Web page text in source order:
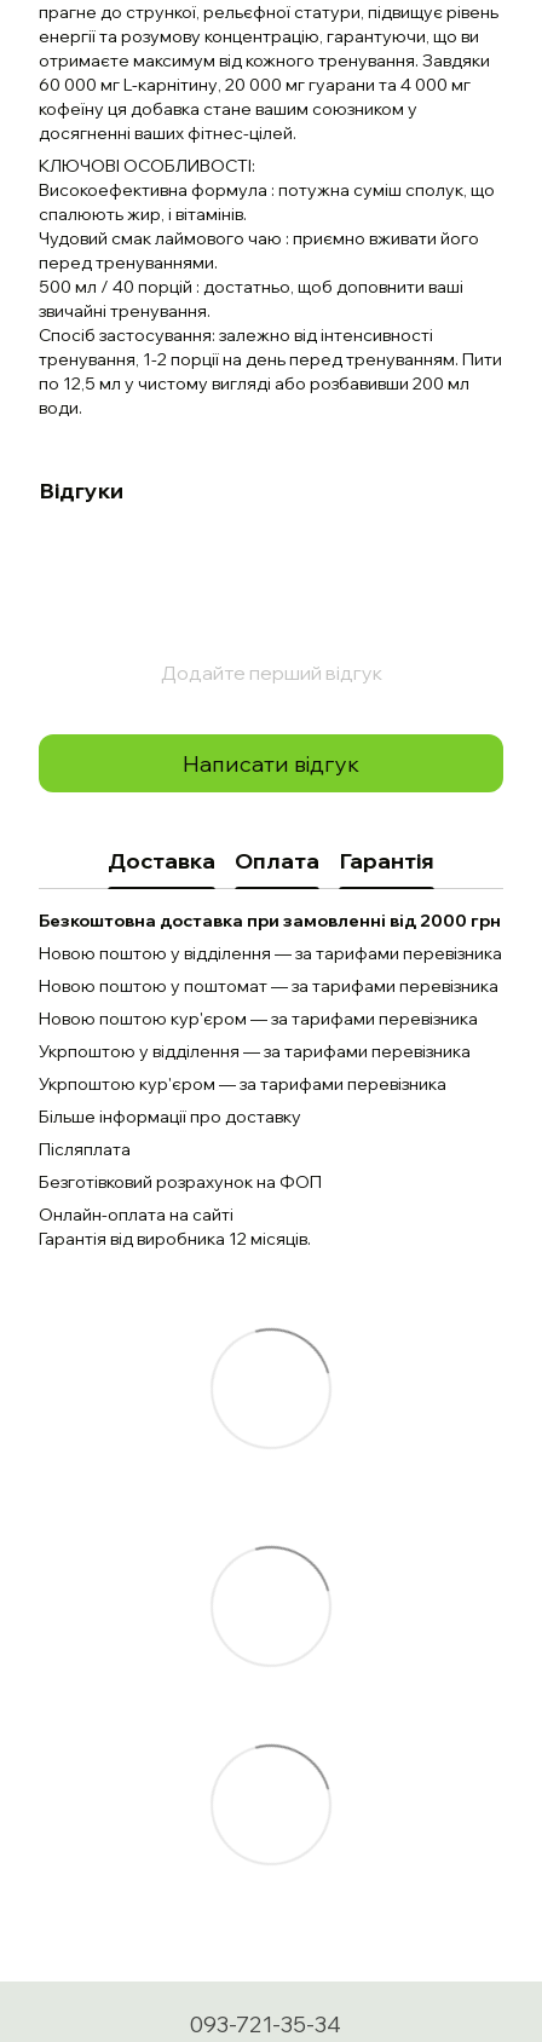
прагне до стрункої, рельєфної статури, підвищує рівень
енергії та розумову концентрацію, гарантуючи, що ви
отримаєте максимум від кожного тренування. Завдяки
60 000 мг L-карнітину, 20 000 мг гуарани та 4 000 мг
кофеїну ця добавка стане вашим союзником у
досягненні ваших фітнес-цілей.
КЛЮЧОВІ ОСОБЛИВОСТІ:
Високоефективна формула : потужна суміш сполук, що
спалюють жир, і вітамінів.
Чудовий смак лаймового чаю : приємно вживати його
перед тренуваннями.
500 мл / 40 порцій : достатньо, щоб доповнити ваші
звичайні тренування.
Спосіб застосування: залежно від інтенсивності
тренування, 1-2 порції на день перед тренуванням. Пити
по 12,5 мл у чистому вигляді або розбавивши 200 мл
води.
Відгуки
Додайте перший відгук
Написати відгук
Доставка Оплата Гарантія
Безкоштовна доставка при замовленні від 2000 грн
Новою поштою у відділення — за тарифами перевізника
Новою поштою у поштомат — за тарифами перевізника
Новою поштою кур'єром — за тарифами перевізника
Укрпоштою у відділення — за тарифами перевізника
Укрпоштою кур'єром — за тарифами перевізника
Більше інформації про доставку
Післяплата
Безготівковий розрахунок на ФОП
Онлайн-оплата на сайті
Гарантія від виробника 12 місяців.
093-721-35-34